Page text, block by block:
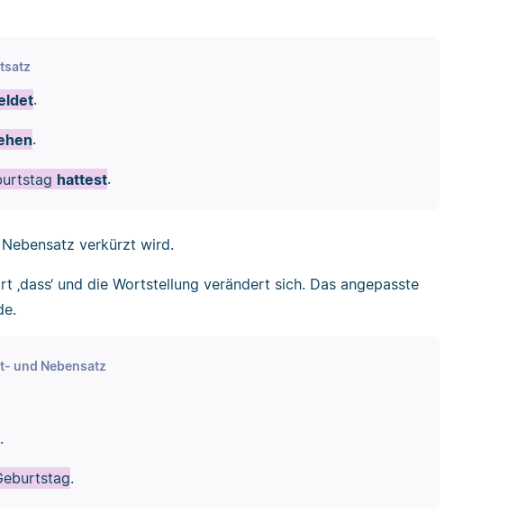
.
.
hattest.
verkürzt wird.
‚dass‘ und die Wortstellung verändert sich. Das angepasste
und Nebensatz
.
.